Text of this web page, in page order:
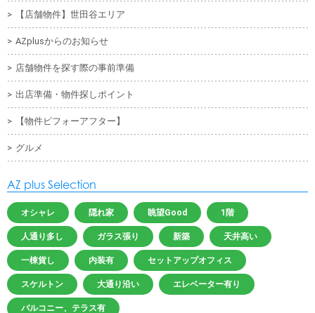
【店舗物件】世田谷エリア
AZplusからのお知らせ
店舗物件を探す際の事前準備
出店準備・物件探しポイント
【物件ビフォーアフター】
グルメ
AZ plus Selection
オシャレ 隠れ家 眺望Good 1階
人通り多し ガラス張り 新築 天井高い
一棟貨し 内装有 セットアップオフィス
スケルトン 大通り沿い エレベーター有り
バルコニー、テラス有